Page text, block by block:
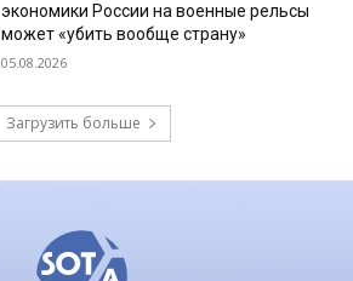
экономики России на военные рельсы
может «убить вообще страну»
05.08.2026
Загрузить больше